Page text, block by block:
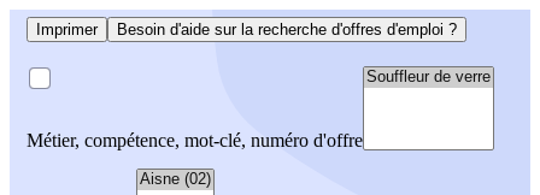
Imprimer Besoin d'aide sur la recherche d'offres d'emploi ?
Métier, compétence, mot-clé, numéro d'offre